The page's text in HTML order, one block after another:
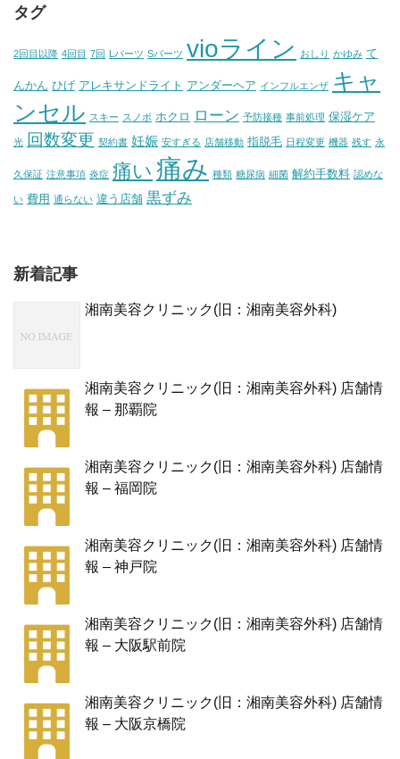
タグ
2回目以降 4回目 7回 Lパーツ Sパーツ vioライン おしり かゆみ て
んかん ひげ アレキサンドライト アンダーヘア インフルエンザ キャ
ンセル スキー スノボ ホクロ ローン 予防接種 事前処理 保湿ケア
光 回数変更 契約書 妊娠 安すぎる 店舗移動 指脱毛 日程変更 機器 残す 永
久保証 注意事項 炎症 痛い 痛み 種類 糖尿病 細菌 解約手数料 認めな
い 費用 通らない 違う店舗 黒ずみ
新着記事
湘南美容クリニック(旧：湘南美容外科)
湘南美容クリニック(旧：湘南美容外科) 店舗情
報 – 那覇院
湘南美容クリニック(旧：湘南美容外科) 店舗情
報 – 福岡院
湘南美容クリニック(旧：湘南美容外科) 店舗情
報 – 神戸院
湘南美容クリニック(旧：湘南美容外科) 店舗情
報 – 大阪駅前院
湘南美容クリニック(旧：湘南美容外科) 店舗情
報 – 大阪京橋院